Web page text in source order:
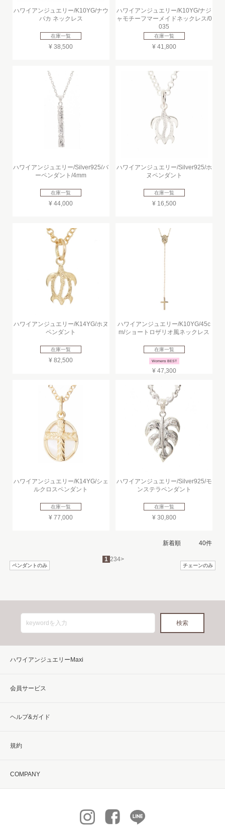
ハワイアンジュエリー/K10YG/ナウ
パカ ネックレス
在庫一覧
¥ 38,500
ハワイアンジュエリー/K10YG/ナジ
ャモチーフマーメイドネックレス/0
035
在庫一覧
¥ 41,800
ハワイアンジュエリー/Silver925/バ
ーペンダント/4mm
在庫一覧
¥ 44,000
ハワイアンジュエリー/Silver925/ホ
ヌペンダント
在庫一覧
¥ 16,500
ハワイアンジュエリー/K14YG/ホヌ
ペンダント
在庫一覧
¥ 82,500
ハワイアンジュエリー/K10YG/45c
m/ショートロザリオ風ネックレス
在庫一覧
Womens BEST
¥ 47,300
ハワイアンジュエリー/K14YG/シェ
ルクロスペンダント
在庫一覧
¥ 77,000
ハワイアンジュエリー/Silver925/モ
ンステラペンダント
在庫一覧
¥ 30,800
1 234>
ペンダントのみ チェーンのみ
ハワイアンジュエリーMaxi
会員サービス
ヘルプ&ガイド
規約
COMPANY